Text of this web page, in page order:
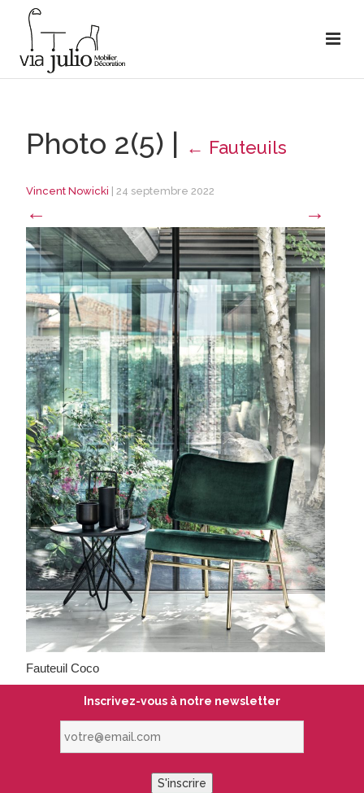
Photo 2(5) | ← Fauteuils
Vincent Nowicki 24 septembre 2022
← →
Fauteuil Coco
Inscrivez-vous à notre newsletter
S'inscrire